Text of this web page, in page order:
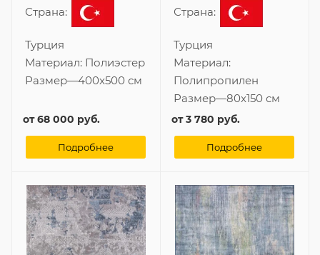
Страна:
Турция
Материал: Полиэстер
Размер—400x500 см
от68 000 руб.
Подробнее
Страна:
Турция
Материал:
Полипропилен
Размер—80x150 см
от3 780 руб.
Подробнее